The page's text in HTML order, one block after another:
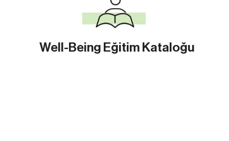
Well-Being Eğitim Kataloğu